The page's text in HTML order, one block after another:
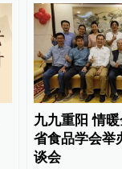
九九重阳 情
省食品学会举
谈会